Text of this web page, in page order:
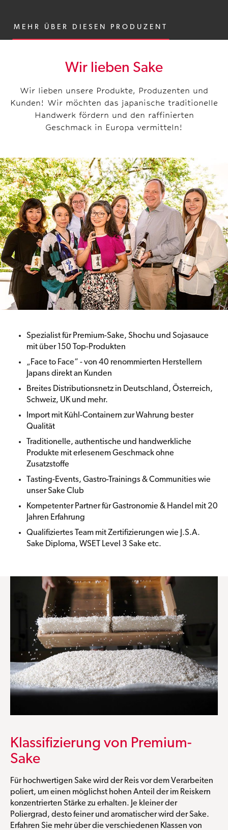
MEHR ÜBER DIESEN PRODUZENT
Wir lieben Sake
Wir lieben unsere Produkte, Produzenten und
Kunden! Wir möchten das japanische traditionelle
Handwerk fördern und den raffinierten
Geschmack in Europa vermitteln!
Spezialist für Premium-Sake, Shochu und Sojasauce
mit über 150 Top-Produkten
„Face to Face“ - von 40 renommierten Herstellern
Japans direkt an Kunden
Breites Distributionsnetz in Deutschland, Österreich,
Schweiz, UK und mehr.
Import mit Kühl-Containern zur Wahrung bester
Qualität
Traditionelle, authentische und handwerkliche
Produkte mit erlesenem Geschmack ohne
Zusatzstoffe
Tasting-Events, Gastro-Trainings & Communities wie
unser Sake Club
Kompetenter Partner für Gastronomie & Handel mit 20
Jahren Erfahrung
Qualifiziertes Team mit Zertifizierungen wie J.S.A.
Sake Diploma, WSET Level 3 Sake etc.
Klassifizierung von Premium-
Sake
Für hochwertigen Sake wird der Reis vor dem Verarbeiten
poliert, um einen möglichst hohen Anteil der im Reiskern
konzentrierten Stärke zu erhalten. Je kleiner der
Poliergrad, desto feiner und aromatischer wird der Sake.
Erfahren Sie mehr über die verschiedenen Klassen von